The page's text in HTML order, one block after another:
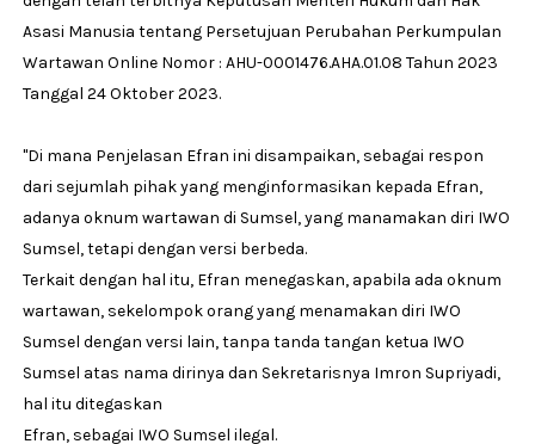
Asasi Manusia tentang Persetujuan Perubahan Perkumpulan
Wartawan Online Nomor : AHU-0001476.AHA.01.08 Tahun 2023
Tanggal 24 Oktober 2023.
"Di mana Penjelasan Efran ini disampaikan, sebagai respon
dari sejumlah pihak yang menginformasikan kepada Efran,
adanya oknum wartawan di Sumsel, yang manamakan diri IWO
Sumsel, tetapi dengan versi berbeda.
Terkait dengan hal itu, Efran menegaskan, apabila ada oknum
wartawan, sekelompok orang yang menamakan diri IWO
Sumsel dengan versi lain, tanpa tanda tangan ketua IWO
Sumsel atas nama dirinya dan Sekretarisnya Imron Supriyadi,
hal itu ditegaskan
Efran, sebagai IWO Sumsel ilegal.